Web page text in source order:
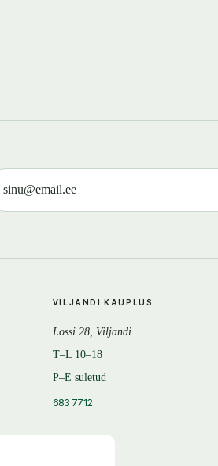
VILJANDI KAUPLUS
Lossi 28, Viljandi
T–L 10–18
P–E suletud
683 7712